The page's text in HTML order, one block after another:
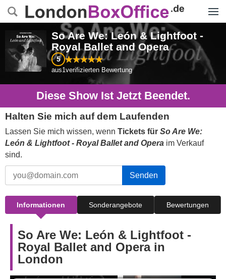
So Are We: León & Lightfoot -
Royal Ballet and Opera
5
aus1verifizierten Bewertung
Diese Show Ist Jetzt Beendet.
Halten Sie mich auf dem Laufenden
Lassen Sie mich wissen, wenn Tickets für So Are We:
León & Lightfoot - Royal Ballet and Opera im Verkauf
sind.
Senden
Informationen Sonderangebote Bewertungen
So Are We: León & Lightfoot -
Royal Ballet and Opera in
London